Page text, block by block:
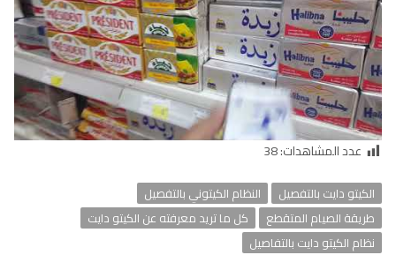
عدد المشاهدات:38
الكيتو دايت بالتفصيل
النظام الكيتوني بالتفصيل
طريقة الصيام المتقطع
كل ما تريد معرفته عن الكيتو دايت
نظام الكيتو دايت بالتفاصيل